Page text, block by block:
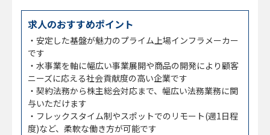
求人のおすすめポイント
・安定した基盤が魅力のプライム上場インフラメーカー
です
・水事業を軸に幅広い事業展開や商品の開発により顧客
ニーズに応える社会貢献度の高い企業です
・契約法務から株主総会対応まで、幅広い法務業務に関
与いただけます
・フレックスタイム制やスポットでのリモート(週1日程
度)など、柔軟な働き方が可能です